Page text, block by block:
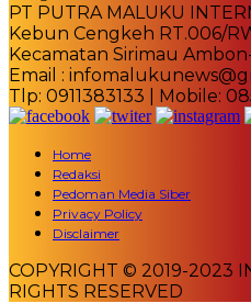
PT PUTRA MALUKU
Kebun Cengkeh RT.006/
Kecamatan Sirimau
Email :
Tlp: 0911383133 | Mobile:
Home
Redaksi
Pedoman Media Siber
Privacy Policy
Disclaimer
COPYRIGHT © 2019-2023
RIGHTS RESERVED